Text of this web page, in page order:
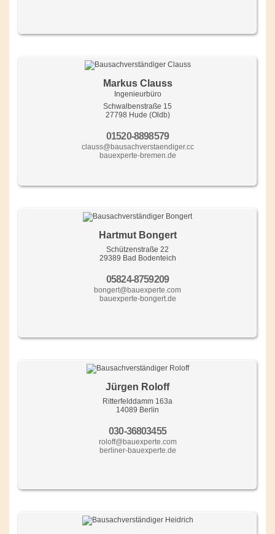
Markus Clauss
Ingenieurbüro
Schwalbenstraße 15
27798 Hude (Oldb)
01520-8898579
clauss@bausachverstaendiger.cc
bauexperte-bremen.de
Hartmut Bongert
Schützenstraße 22
29389 Bad Bodenteich
05824-8759209
bongert@bauexperte.com
bauexperte-bongert.de
Jürgen Roloff
Ritterfelddamm 163a
14089 Berlin
030-36803455
roloff@bauexperte.com
berliner-bauexperte.de